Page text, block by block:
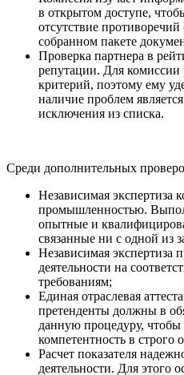
в открытом доступе,
отсутствие
собранном пакете
Проверка партнера в
репутации. Для
критерий, поэтому ему
наличие проблем
исключения из списка.
Среди дополнительных
Независимая экспертиза
промышленностью.
опытные и
связанные ни с одной из
Независимая экспертиза
деятельности на
требованиям;
Единая отраслевая
претенденты должны в
данную процедуру,
компетентность в строго
Расчет показателя
деятельности. Для этого